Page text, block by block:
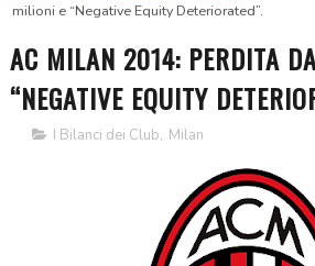
milioni e “Negative Equity Deteriorated”.
AC MILAN 2014: PERDITA
“NEGATIVE EQUITY
I Bilanci dei Club, Milan